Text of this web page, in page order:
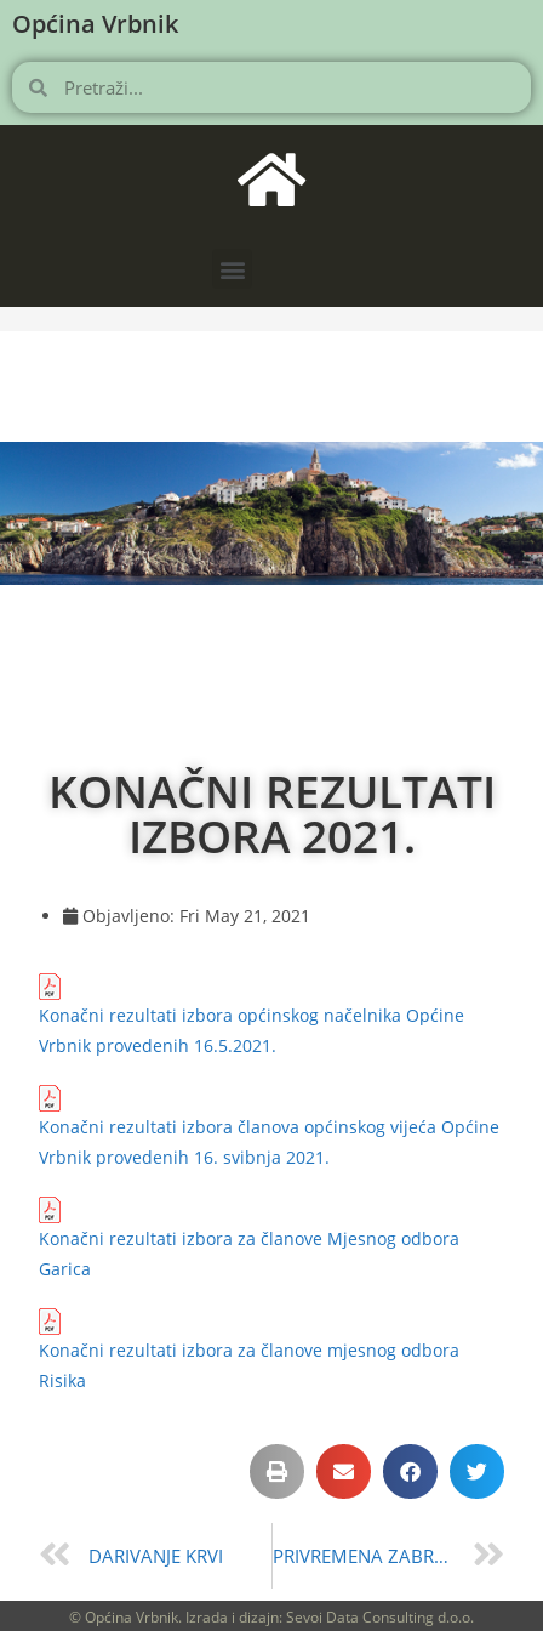
Općina Vrbnik
KONAČNI REZULTATI
IZBORA 2021.
Objavljeno: Fri May 21, 2021
Konačni rezultati izbora općinskog načelnika Općine
Vrbnik provedenih 16.5.2021.
Konačni rezultati izbora članova općinskog vijeća Općine
Vrbnik provedenih 16. svibnja 2021.
Konačni rezultati izbora za članove Mjesnog odbora
Garica
Konačni rezultati izbora za članove mjesnog odbora
Risika
DARIVANJE KRVI PRIVREMENA ZABRANA IZVOĐENJA GRAĐEVINSKIH RADOVA NA PODRUČJU OPĆINE VRBNIK
© Općina Vrbnik. Izrada i dizajn: Sevoi Data Consulting d.o.o.